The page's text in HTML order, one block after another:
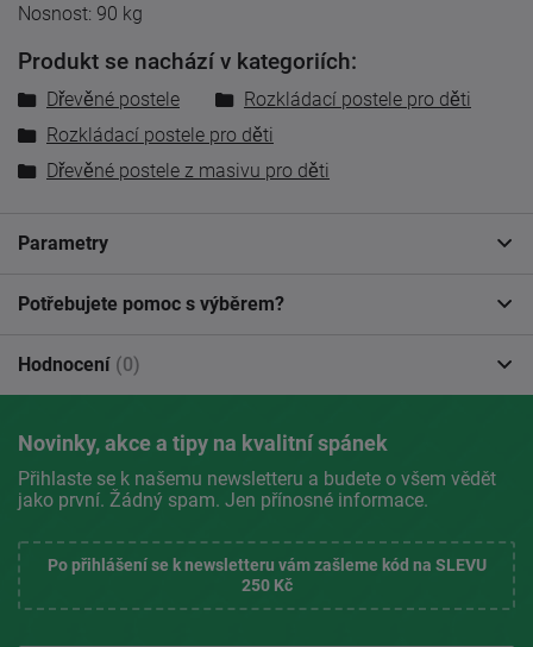
Nosnost: 90 kg
Produkt se nachází v kategoriích:
Dřevěné postele
Rozkládací postele pro děti
Rozkládací postele pro děti
Dřevěné postele z masivu pro děti
Parametry
Potřebujete pomoc s výběrem?
Hodnocení (0)
Novinky, akce a tipy na kvalitní spánek
Přihlaste se k našemu newsletteru a budete o všem vědět
jako první. Žádný spam. Jen přínosné informace.
Po přihlášení se k newsletteru vám zašleme kód na SLEVU
250 Kč